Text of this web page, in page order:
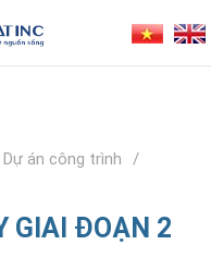
Dự án công trình
GIAI ĐOẠN 2